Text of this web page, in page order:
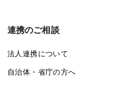
連携のご相談
法人連携について
自治体・省庁の方へ